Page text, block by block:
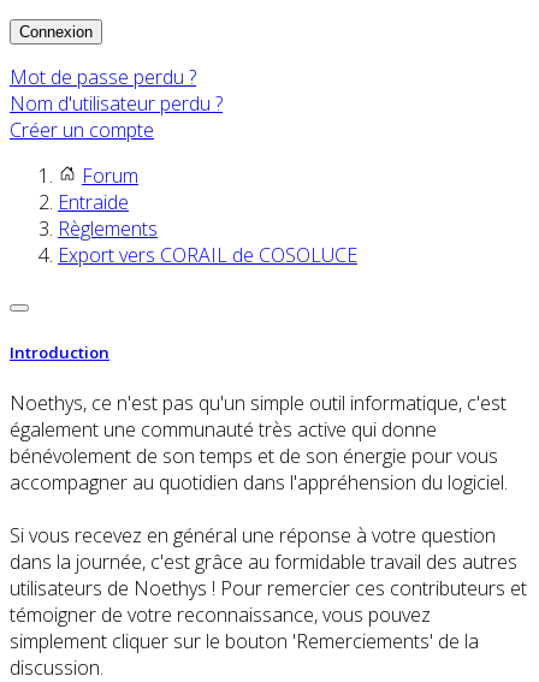
Connexion
Mot de passe perdu ?
Nom d'utilisateur perdu ?
Créer un compte
Forum
Entraide
Règlements
Export vers CORAIL de COSOLUCE
Introduction
Noethys, ce n'est pas qu'un simple outil informatique, c'est
également une communauté très active qui donne
bénévolement de son temps et de son énergie pour vous
accompagner au quotidien dans l'appréhension du logiciel.
Si vous recevez en général une réponse à votre question
dans la journée, c'est grâce au formidable travail des autres
utilisateurs de Noethys ! Pour remercier ces contributeurs et
témoigner de votre reconnaissance, vous pouvez
simplement cliquer sur le bouton 'Remerciements' de la
discussion.